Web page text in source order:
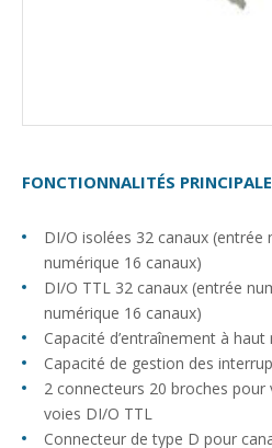
FONCTIONNALITÉS
DI/O isolées 32 canaux (entrée
numérique 16 canaux)
DI/O TTL 32 canaux (entrée
numérique 16 canaux)
Capacité d’entraînement à
Capacité de gestion des
2 connecteurs 20 broches
voies DI/O TTL
Connecteur de type D pour